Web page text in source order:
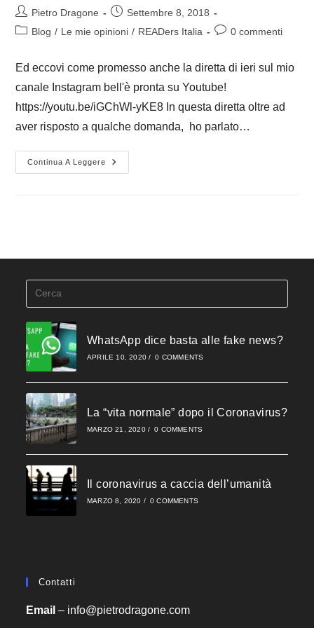
Autore
dell'articolo:
Pietro Dragone
Articolo
pubblicato:
Settembre 8, 2018
Categoria
Blog / Le mie opinioni / READers Italia
Commenti
0 commenti
Ed eccovi come promesso anche la diretta di ieri sul mio
canale Instagram bell'è pronta su Youtube!
https://youtu.be/iGChWl-yKE8 In questa diretta oltre ad
aver risposto a qualche domanda, ho parlato…
Continua A Leggere
PUBBLICARE
UN
WhatsApp dice basta alle fake news?
APRILE 10, 2020 / 0 COMMENTS
La “vita normale” dopo il Coronavirus?
MARZO 21, 2020 / 0 COMMENTS
Il coronavirus a caccia dell’umanità
MARZO 8, 2020 / 0 COMMENTS
Contatti
Email – info@pietrodragone.com